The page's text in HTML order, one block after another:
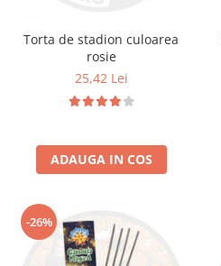
Torta de stadion culoarea
rosie
25,42 Lei
ADAUGA IN COS
-26%